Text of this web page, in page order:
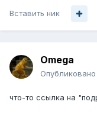
Вставить ник
Omega
Опубликовано
что-то ссылка на